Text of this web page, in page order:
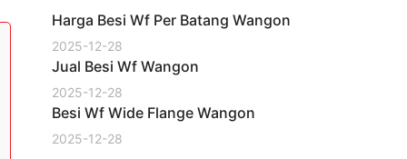
Harga Besi Wf Per Batang Wangon
2025-12-28
Jual Besi Wf Wangon
2025-12-28
Besi Wf Wide Flange Wangon
2025-12-28